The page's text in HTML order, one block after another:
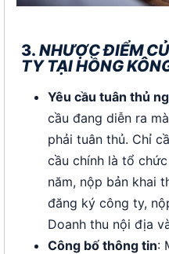
3. NHƯỢC ĐIỂM
TY TẠI HỒNG
Yêu cầu tuân thủ
cầu đang diễn ra
phải tuân thủ. Chỉ
cầu chính là tổ
năm, nộp bản khai
đăng ký công ty,
Doanh thu nội địa
Công bố thông tin: